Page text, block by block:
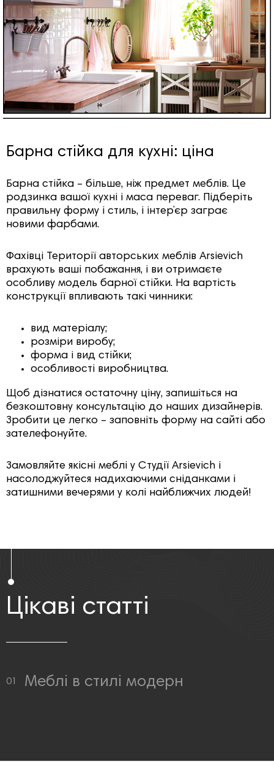
Барна стійка для кухні: ціна
Барна стійка – більше, ніж предмет меблів. Це
родзинка вашої кухні і маса переваг. Підберіть
правильну форму і стиль, і інтер’єр заграє
новими фарбами.
Фахівці Території авторських меблів Arsievich
врахують ваші побажання, і ви отримаєте
особливу модель барної стійки. На вартість
конструкції впливають такі чинники:
вид матеріалу;
розміри виробу;
форма і вид стійки;
особливості виробництва.
Щоб дізнатися остаточну ціну, запишіться на
безкоштовну консультацію до наших дизайнерів.
Зробити це легко – заповніть форму на сайті або
зателефонуйте.
Замовляйте якісні меблі у Студії Arsievich і
насолоджуйтеся надихаючими сніданками і
затишними вечерями у колі найближчих людей!
Цікаві статті
Меблі в стилі модерн